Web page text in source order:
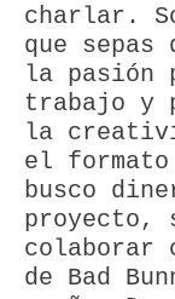
charlar.
que sepas
la pasión
trabajo y
la
el formato
busco
proyecto,
colaborar
de Bad